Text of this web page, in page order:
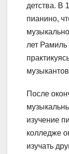
детства. В
пианино,
лет Рамиль
После
изучение
колледже
изучать